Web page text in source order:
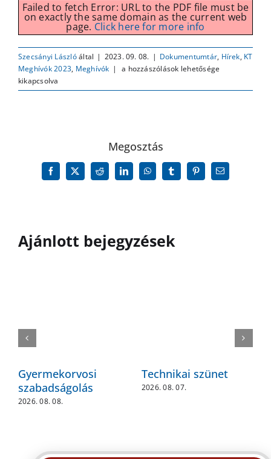
Failed to fetch Error: URL to the PDF file must be
on exactly the same domain as the current web
page. Click here for more info
Szecsányi Lászlóáltal | 2023. 09. 08. | Dokumentumtár, Hírek, KT
Meghívók 2023, Meghívók |
Meghívó
Község
kívüli
ülésére
bejegyzéshez
a hozzászólások lehetősége
kikapcsolva
Megosztás
Facebook
X RedditLinkedInWhatsAppTumblrPinterestEmail:
Ajánlott bejegyzések
Gyermekorvosi
szabadságolás
2026. 08. 08.
Technikai szünet
2026. 08. 07.